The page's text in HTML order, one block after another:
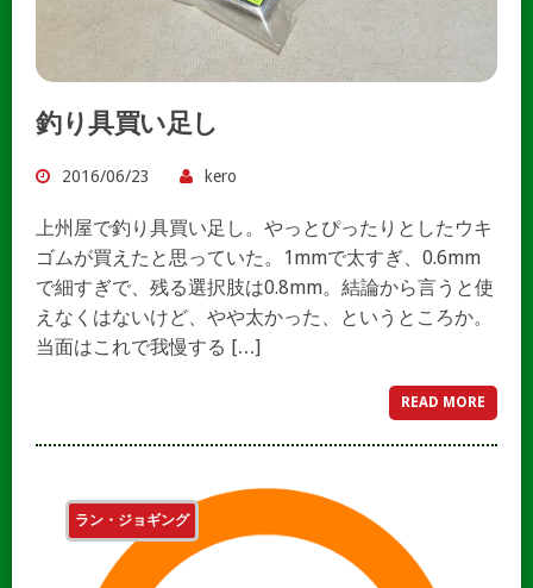
釣り具買い足し
2016/06/23 kero
上州屋で釣り具買い足し。やっとぴったりとしたウキ
ゴムが買えたと思っていた。1mmで太すぎ、0.6mm
で細すぎで、残る選択肢は0.8mm。結論から言うと使
えなくはないけど、やや太かった、というところか。
当面はこれで我慢する […]
READ MORE
ラン・ジョギング